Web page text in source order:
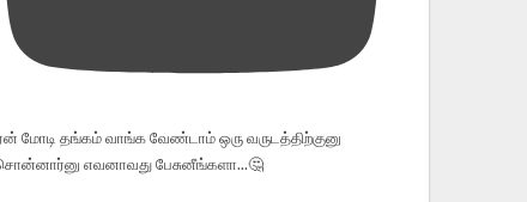
மோடி தங்கம் வாங்க வேண்டாம் ஒரு வருடத்திற்குனு
எவனாவது பேசுனீங்களா...🤔